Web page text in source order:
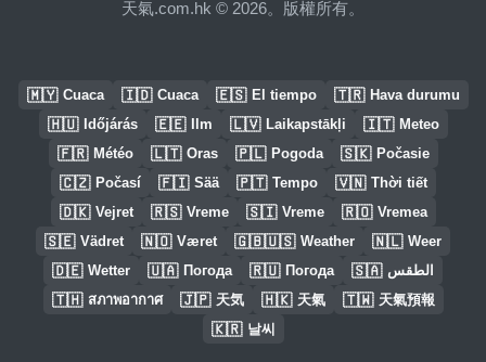
天氣.com.hk © 2026。版權所有。
🇲🇾 Cuaca 🇮🇩 Cuaca 🇪🇸 El tiempo 🇹🇷 Hava durumu
🇭🇺 Időjárás 🇪🇪 Ilm 🇱🇻 Laikapstākļi 🇮🇹 Meteo
🇫🇷 Météo 🇱🇹 Oras 🇵🇱 Pogoda 🇸🇰 Počasie
🇨🇿 Počasí 🇫🇮 Sää 🇵🇹 Tempo 🇻🇳 Thời tiết
🇩🇰 Vejret 🇷🇸 Vreme 🇸🇮 Vreme 🇷🇴 Vremea
🇸🇪 Vädret 🇳🇴 Været 🇬🇧🇺🇸 Weather 🇳🇱 Weer
🇩🇪 Wetter 🇺🇦 Погода 🇷🇺 Погода 🇸🇦 الطقس
🇹🇭 สภาพอากาศ 🇯🇵 天気 🇭🇰 天氣 🇹🇼 天氣預報
🇰🇷 날씨